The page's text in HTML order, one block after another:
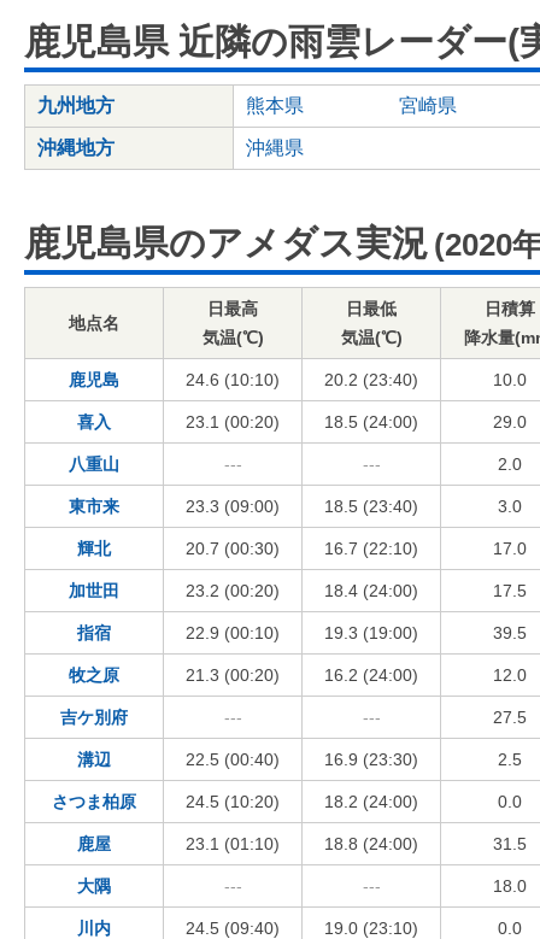
鹿児島県 近隣の雨雲レーダー(
九州地方 熊本県 宮崎県
沖縄地方 沖縄県
鹿児島県のアメダス実況 (2020
地点名
日最高
気温(℃)
日最低
気温(℃)
日積算
降水量
鹿児島 24.6 (10:10) 20.2 (23:40) 10.0
喜入 23.1 (00:20) 18.5 (24:00) 29.0
八重山 --- --- 2.0
東市来 23.3 (09:00) 18.5 (23:40) 3.0
輝北 20.7 (00:30) 16.7 (22:10) 17.0
加世田 23.2 (00:20) 18.4 (24:00) 17.5
指宿 22.9 (00:10) 19.3 (19:00) 39.5
牧之原 21.3 (00:20) 16.2 (24:00) 12.0
吉ケ別府 --- --- 27.5
溝辺 22.5 (00:40) 16.9 (23:30) 2.5
さつま柏原 24.5 (10:20) 18.2 (24:00) 0.0
鹿屋 23.1 (01:10) 18.8 (24:00) 31.5
大隅 --- --- 18.0
川内 24.5 (09:40) 19.0 (23:10) 0.0